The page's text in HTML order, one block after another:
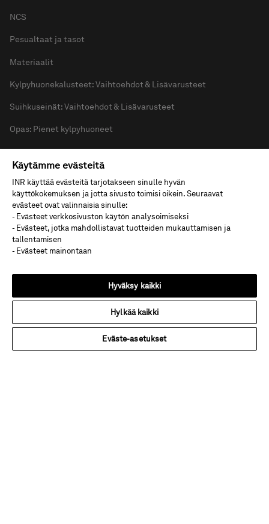
NCS
Pesualtaat ja tasot
Materiaalit
Kylpyhuonekalusteet: Vaihtoehdot & Lisävarusteet
Suihkuseinät: Vaihtoehdot & Lisävarusteet
Opas: Pienet kylpyhuoneet
Opas: Näin valitset oikean suihkuseinän
Tuki
Asennus
Asennusvideot
Huolto & Hoito
Huoltovideot
Hoito-Ohjeet
Käytämme evästeitä
INR käyttää evästeitä tarjotakseen sinulle hyvän
käyttökokemuksen ja jotta sivusto toimisi oikein. Seuraavat
evästeet ovat valinnaisia sinulle:
- Evästeet verkkosivuston käytön analysoimiseksi
- Evästeet, jotka mahdollistavat tuotteiden mukauttamisen ja
tallentamisen
- Evästeet mainontaan
Hyväksy kaikki
Hylkää kaikki
Eväste-asetukset